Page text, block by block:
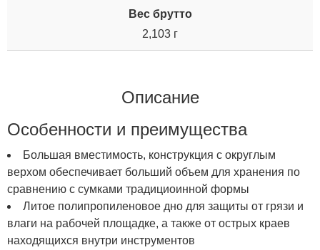
Вес брутто
2,103 г
Описание
Особенности и преимущества
Большая вместимость, конструкция с округлым
верхом обеспечивает больший объем для хранения по
сравнению с сумками традициоинной формы
Литое полипропиленовое дно для защиты от грязи и
влаги на рабочей площадке, а также от острых краев
находящихся внутри инструментов